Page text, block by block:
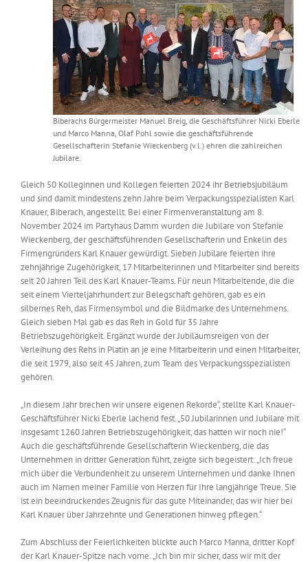
Messen & Events
Unternehmen
Interviews
Product Guide
Jobshop
Suche
nach:
Biberachs Bürgermeister Manuel Breig, die Geschäftsführer Nicki Eberle
und Marco Manna, Olaf Pohl sowie die geschäftsführende
Gesellschafterin Stefanie Wieckenberg (v.l.) ehren die zahlreichen
Jubilare.
Gleich 50 Kolleginnen und Kollegen feierten 2024 ihr Betriebsjubiläum
und sind damit mindestens zehn Jahre beim Verpackungsspezialisten Karl
Knauer, Biberach, angestellt. Bei einer Firmenveranstaltung am 8.
November 2024 im Partyhaus Damm wurden die Jubilare von Stefanie
Wieckenberg, der geschäftsführenden Gesellschafterin und Enkelin des
Firmengründers Karl Knauer gewürdigt. Sieben Jubilare feierten ihre
zehnjährige Zugehörigkeit, 17 Mitarbeiterinnen und Mitarbeiter sind bereits
seit 20 Jahren Teil des Karl Knauer-Teams. Für neun Mitarbeitende, die die
seit einem Vierteljahrhundert zur Belegschaft gehören, gab es ein
silbernes Reh, das Firmensymbol und die Bildmarke des Unternehmens.
Gleich sieben Mal gab es das Reh in Gold für 35 Jahre
Betriebszugehörigkeit. Ergänzt wurde der Jubiläumsreigen von der
Verleihung des Rehs in Platin an je eine Mitarbeiterin und einen Mitarbeiter,
die seit 1979, also seit 45 Jahren, zum Team des Verpackungsspezialisten
gehören.
„In diesem Jahr brechen wir unsere eigenen Rekorde“, stellte Karl Knauer-
Geschäftsführer Nicki Eberle lachend fest. „50 Jubilarinnen und Jubilare mit
insgesamt 1260 Jahren Betriebszugehörigkeit, das hatten wir noch nie!“
Auch die geschäftsführende Gesellschafterin Wieckenberg, die das
Unternehmen in dritter Generation führt, zeigte sich begeistert: „Ich freue
mich über die Verbundenheit zu unserem Unternehmen und danke Ihnen
auch im Namen meiner Familie von Herzen für Ihre langjährige Treue. Sie
ist ein beeindruckendes Zeugnis für das gute Miteinander, das wir hier bei
Karl Knauer über Jahrzehnte und Generationen hinweg pflegen.“
Zum Abschluss der Feierlichkeiten blickte auch Marco Manna, dritter Kopf
der Karl Knauer-Spitze nach vorne: „Ich bin mir sicher, dass wir mit der